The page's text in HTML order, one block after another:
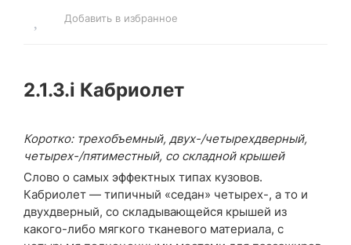
Добавить в избранное
2.1.3.i Кабриолет
Коротко: трехобъемный, двух-/четырехдверный,
четырех-/пятиместный, со складной крышей
Слово о самых эффектных типах кузовов.
Кабриолет — типичный «седан» четырех-, а то и
двухдверный, со складывающейся крышей из
какого-либо мягкого тканевого материала, с